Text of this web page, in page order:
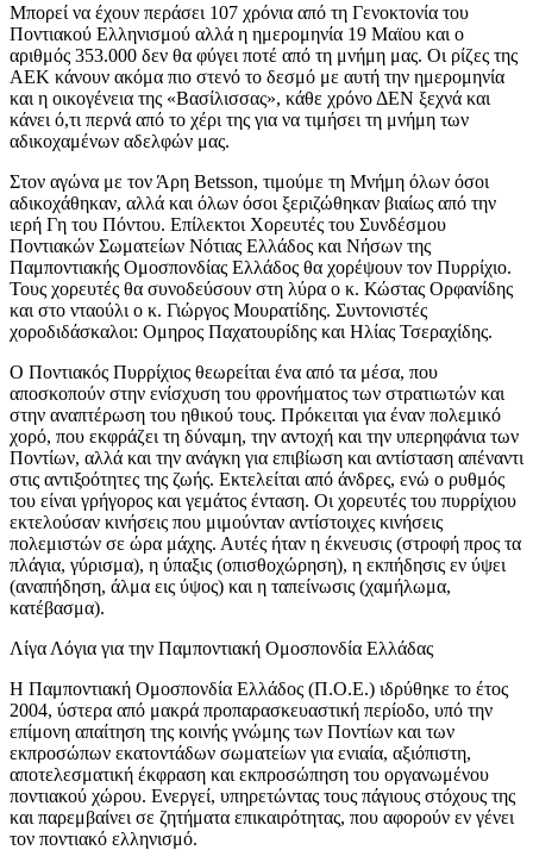
Μπορεί να έχουν περάσει 107 χρόνια από τη Γενοκτονία του
Ποντιακού Ελληνισμού αλλά η ημερομηνία 19 Μαϊου και ο
αριθμός 353.000 δεν θα φύγει ποτέ από τη μνήμη μας. Οι ρίζες της
ΑΕΚ κάνουν ακόμα πιο στενό το δεσμό με αυτή την ημερομηνία
και η οικογένεια της «Βασίλισσας», κάθε χρόνο ΔΕΝ ξεχνά και
κάνει ό,τι περνά από το χέρι της για να τιμήσει τη μνήμη των
αδικοχαμένων αδελφών μας.
Στον αγώνα με τον Άρη Betsson, τιμούμε τη Μνήμη όλων όσοι
αδικοχάθηκαν, αλλά και όλων όσοι ξεριζώθηκαν βιαίως από την
ιερή Γη του Πόντου. Επίλεκτοι Χορευτές του Συνδέσμου
Ποντιακών Σωματείων Νότιας Ελλάδος και Νήσων της
Παμποντιακής Ομοσπονδίας Ελλάδος θα χορέψουν τον Πυρρίχιο.
Τους χορευτές θα συνοδεύσουν στη λύρα ο κ. Κώστας Ορφανίδης
και στο νταούλι ο κ. Γιώργος Μουρατίδης. Συντονιστές
χοροδιδάσκαλοι: Ομηρος Παχατουρίδης και Ηλίας Τσεραχίδης.
Ο Ποντιακός Πυρρίχιος θεωρείται ένα από τα μέσα, που
αποσκοπούν στην ενίσχυση του φρονήματος των στρατιωτών και
στην αναπτέρωση του ηθικού τους. Πρόκειται για έναν πολεμικό
χορό, που εκφράζει τη δύναμη, την αντοχή και την υπερηφάνια των
Ποντίων, αλλά και την ανάγκη για επιβίωση και αντίσταση απέναντι
στις αντιξοότητες της ζωής. Εκτελείται από άνδρες, ενώ ο ρυθμός
του είναι γρήγορος και γεμάτος ένταση. Οι χορευτές του πυρρίχιου
εκτελούσαν κινήσεις που μιμούνταν αντίστοιχες κινήσεις
πολεμιστών σε ώρα μάχης. Αυτές ήταν η έκνευσις (στροφή προς τα
πλάγια, γύρισμα), η ύπαξις (οπισθοχώρηση), η εκπήδησις εν ύψει
(αναπήδηση, άλμα εις ύψος) και η ταπείνωσις (χαμήλωμα,
κατέβασμα).
Λίγα Λόγια για την Παμποντιακή Ομοσπονδία Ελλάδας
Η Παμποντιακή Ομοσπονδία Ελλάδος (Π.Ο.Ε.) ιδρύθηκε το έτος
2004, ύστερα από μακρά προπαρασκευαστική περίοδο, υπό την
επίμονη απαίτηση της κοινής γνώμης των Ποντίων και των
εκπροσώπων εκατοντάδων σωματείων για ενιαία, αξιόπιστη,
αποτελεσματική έκφραση και εκπροσώπηση του οργανωμένου
ποντιακού χώρου. Ενεργεί, υπηρετώντας τους πάγιους στόχους της
και παρεμβαίνει σε ζητήματα επικαιρότητας, που αφορούν εν γένει
τον ποντιακό ελληνισμό.